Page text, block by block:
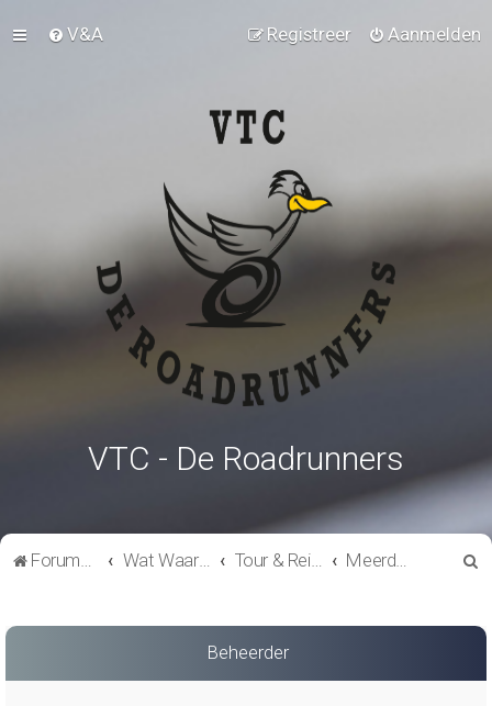
V&A Aanmelden
Registreer
VTC - De Roadrunners
Forumoverzicht Wat Waar & Wanneer Tour & Reisverslagen Meerdaagse ritjes
Beheerder